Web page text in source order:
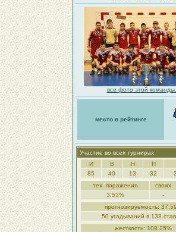
все фото этой команды...
место в рейтинге
Участие во всех турнирах
И
В Н П
85
40 13 32
тех. поражения
своих
3.53%
-
прогнозируемость:
50 угадываний в 133
жесткость: 108.25%